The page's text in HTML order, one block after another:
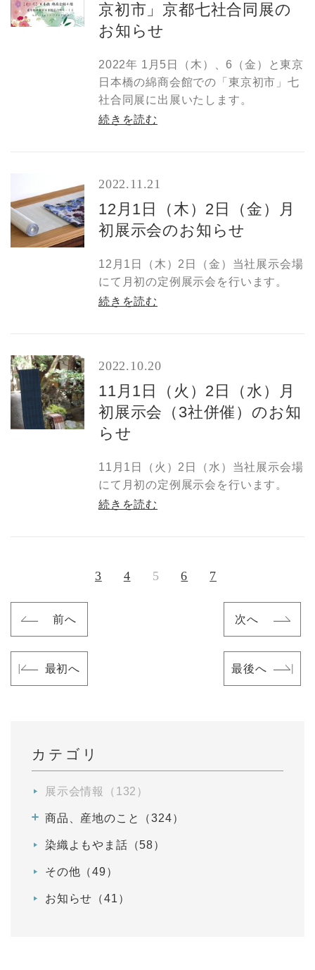
京初市」京都七社合同展の
お知らせ
2022年 1月5日（木）、6（金）と東京
日本橋の綿商会館での「東京初市」七
社合同展に出展いたします。
続きを読む
2022.11.21
12月1日（木）2日（金）月
初展示会のお知らせ
12月1日（木）2日（金）当社展示会場
にて月初の定例展示会を行います。
続きを読む
2022.10.20
11月1日（火）2日（水）月
初展示会（3社併催）のお知
らせ
11月1日（火）2日（水）当社展示会場
にて月初の定例展示会を行います。
続きを読む
最初へ
前へ
3 4 5 6 7
次へ
最後へ
カテゴリ
展示会情報（132）
商品、産地のこと（324）
染織よもやま話（58）
その他（49）
お知らせ（41）